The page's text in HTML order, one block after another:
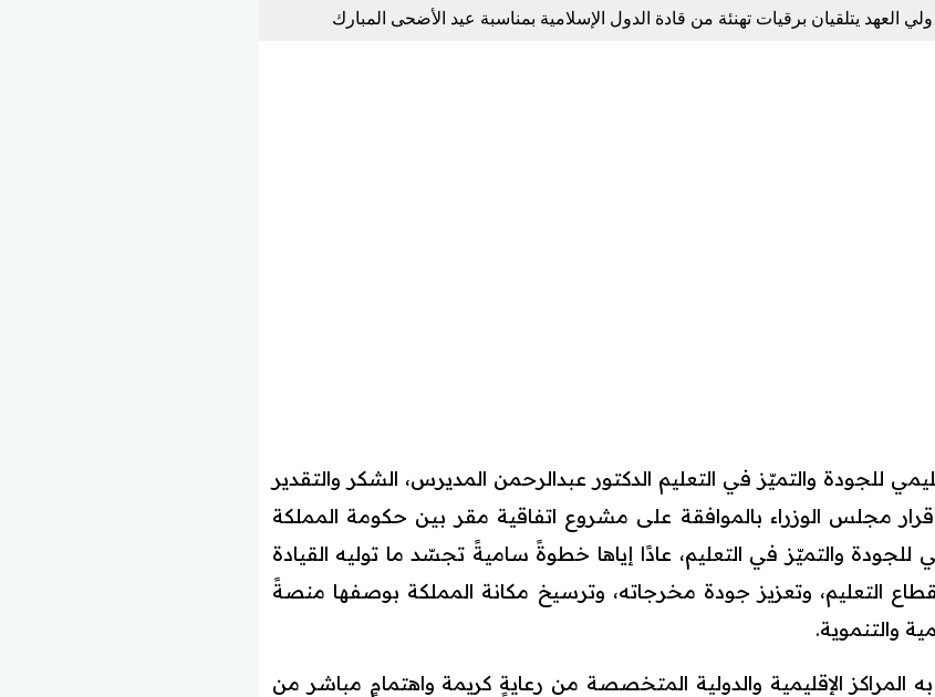
العهد يتلقيان برقيات تهنئة من قادة الدول الإسلامية بمناسبة عيد الأضحى المبارك
للجودة والتميّز في التعليم الدكتور عبدالرحمن المديرس، الشكر والتقدير
مجلس الوزراء بالموافقة على مشروع اتفاقية مقر بين حكومة المملكة
للجودة والتميّز في التعليم، عادًا إياها خطوةً ساميةً تجسّد ما توليه القيادة
التعليم، وتعزيز جودة مخرجاته، وترسيخ مكانة المملكة بوصفها منصةً
والتنموية.
الإقليمية والدولية المتخصصة من رعايةٍ كريمة واهتمامٍ مباشر من